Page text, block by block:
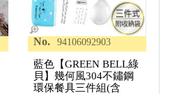
No. 94106092903
藍色【GREEN BELL綠
貝】幾何風304不鏽鋼
環保餐具三件組(含